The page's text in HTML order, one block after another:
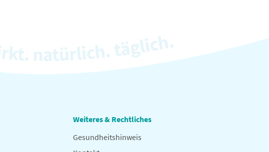
Weiteres & Rechtliches
Gesundheitshinweis